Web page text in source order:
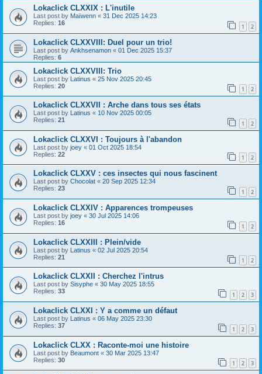
Lokaclick CLXXIX : L'inutile
Last post by Maïwenn « 31 Dec 2025 14:23
Replies: 16 1 2
Lokaclick CLXXVIII: Duel pour un trio!
Last post by Ankhsenamon « 01 Dec 2025 15:37
Replies: 6
Lokaclick CLXXVIII: Trio
Last post by Latinus « 25 Nov 2025 20:45
Replies: 20 1 2
Lokaclick CLXXVII : Arche dans tous ses états
Last post by Latinus « 10 Nov 2025 00:05
Replies: 21 1 2
Lokaclick CLXXVI : Toujours à l'abandon
Last post by joey « 01 Oct 2025 18:54
Replies: 22 1 2
Lokaclick CLXXV : ces insectes qui nous fascinent
Last post by Chocolat « 20 Sep 2025 12:34
Replies: 23 1 2
Lokaclick CLXXIV : Apparences trompeuses
Last post by joey « 30 Jul 2025 14:06
Replies: 16 1 2
Lokaclick CLXXIII : Plein/vide
Last post by Latinus « 02 Jul 2025 20:54
Replies: 21 1 2
Lokaclick CLXXII : Cherchez l'intrus
Last post by Sisyphe « 30 May 2025 18:55
Replies: 33 1 2 3
Lokaclick CLXXI : Y a comme un défaut
Last post by Latinus « 06 May 2025 23:30
Replies: 37 1 2 3
Lokaclick CLXX : Raconte-moi une histoire
Last post by Beaumont « 30 Mar 2025 13:47
Replies: 30 1 2 3